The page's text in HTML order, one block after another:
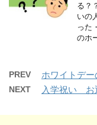
る？
いの
った
のホ
PREV ホワイトデー
NEXT 入学祝い